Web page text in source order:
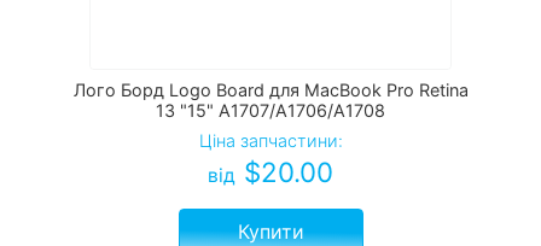
Лого Борд Logo Board для MacBook Pro Retina
13 "15" A1707/A1706/A1708
Ціна запчастини:
від $20.00
Купити